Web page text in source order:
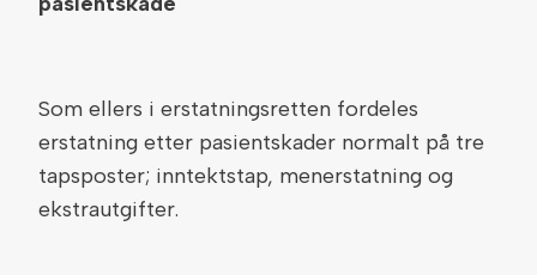
Som ellers i erstatningsretten fordeles
erstatning etter pasientskader normalt på tre
tapsposter; inntektstap, menerstatning og
ekstrautgifter.